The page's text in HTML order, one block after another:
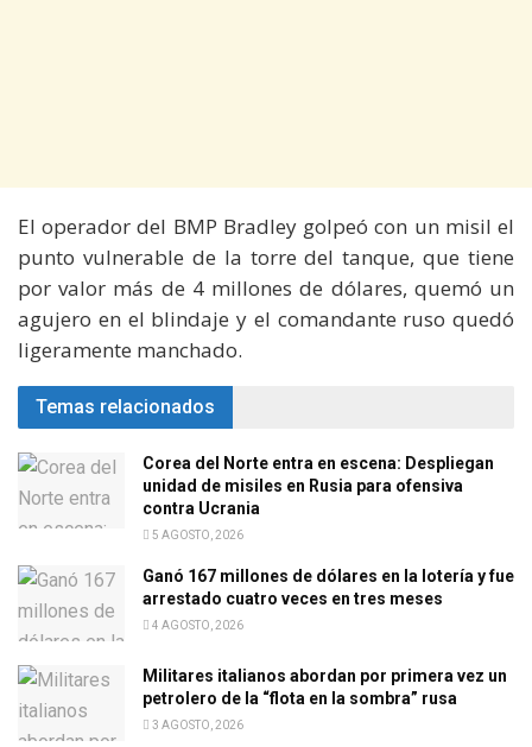
El operador del BMP Bradley golpeó con un misil el
punto vulnerable de la torre del tanque, que tiene
por valor más de 4 millones de dólares, quemó un
agujero en el blindaje y el comandante ruso quedó
ligeramente manchado.
Temas relacionados
Corea del Norte entra en escena: Despliegan
unidad de misiles en Rusia para ofensiva
contra Ucrania
5 AGOSTO, 2026
Ganó 167 millones de dólares en la lotería y fue
arrestado cuatro veces en tres meses
4 AGOSTO, 2026
Militares italianos abordan por primera vez un
petrolero de la “flota en la sombra” rusa
3 AGOSTO, 2026